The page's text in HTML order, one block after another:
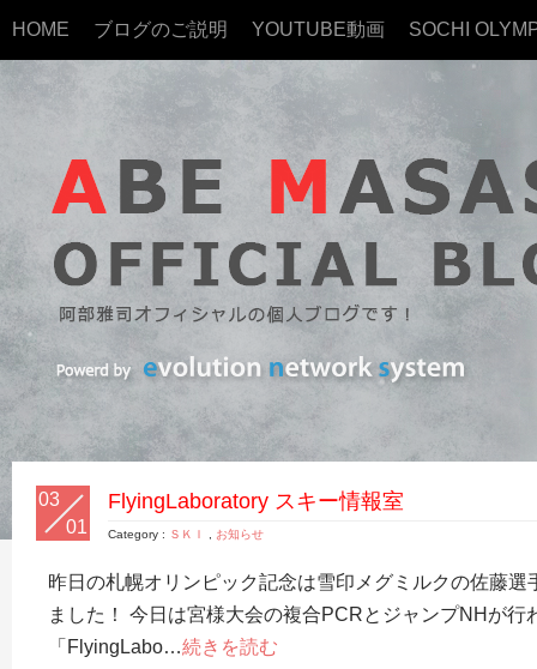
HOME ブログのご説明 YOUTUBE動画 SOCHI
03
01
FlyingLaboratory スキー情報室
Category : ＳＫＩ お知らせ
昨日の札幌オリンピック記念は雪印メグミルクの佐藤
ました！ 今日は宮様大会の複合PCRとジャンプNHが
「FlyingLabo…続きを読む